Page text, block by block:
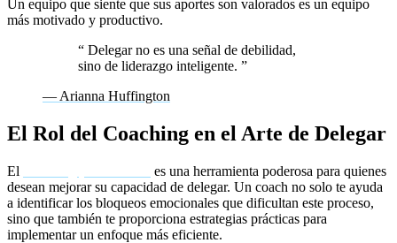
Un equipo que siente que sus aportes son valorados es un equipo
más motivado y productivo.
“ Delegar no es una señal de debilidad,
sino de liderazgo inteligente. ”
— Arianna Huffington
El Rol del Coaching en el Arte de Delegar
El
es una herramienta poderosa para quienes
desean mejorar su capacidad de delegar. Un coach no solo te ayuda
a identificar los bloqueos emocionales que dificultan este proceso,
sino que también te proporciona estrategias prácticas para
implementar un enfoque más eficiente.